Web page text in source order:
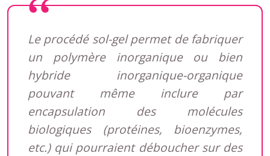
Le procédé sol-gel permet de fabriquer
un polymère inorganique ou bien
hybride inorganique-organique
pouvant même inclure par
encapsulation des molécules
biologiques (protéines, bioenzymes,
etc.) qui pourraient déboucher sur des